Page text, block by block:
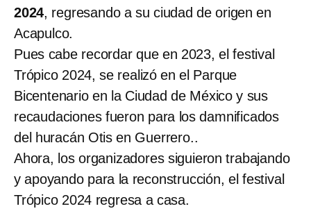
2024, regresando a su ciudad de origen en
Acapulco.
Pues cabe recordar que en 2023, el festival
Trópico 2024, se realizó en el Parque
Bicentenario en la Ciudad de México y sus
recaudaciones fueron para los damnificados
del huracán Otis en Guerrero..
Ahora, los organizadores siguieron trabajando
y apoyando para la reconstrucción, el festival
Trópico 2024 regresa a casa.